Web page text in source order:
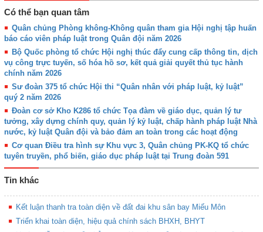
Có thể bạn quan tâm
Quân chủng Phòng không-Không quân tham gia Hội nghị tập huấn
báo cáo viên pháp luật trong Quân đội năm 2026
Bộ Quốc phòng tổ chức Hội nghị thúc đẩy cung cấp thông tin, dịch
vụ công trực tuyến, số hóa hồ sơ, kết quả giải quyết thủ tục hành
chính năm 2026
Sư đoàn 375 tổ chức Hội thi “Quân nhân với pháp luật, kỷ luật”
quý 2 năm 2026
Đoàn cơ sở Kho K286 tổ chức Tọa đàm về giáo dục, quản lý tư
tưởng, xây dựng chính quy, quản lý kỷ luật, chấp hành pháp luật Nhà
nước, kỷ luật Quân đội và bảo đảm an toàn trong các hoạt động
Cơ quan Điều tra hình sự Khu vực 3, Quân chủng PK-KQ tổ chức
tuyên truyền, phổ biến, giáo dục pháp luật tại Trung đoàn 591
Tin khác
Kết luận thanh tra toàn diện về đất đai khu sân bay Miếu Môn
Triển khai toàn diện, hiệu quả chính sách BHXH, BHYT